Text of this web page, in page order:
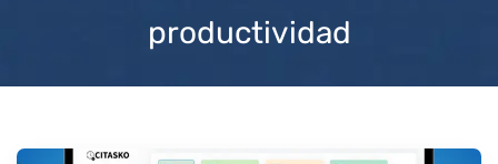
productividad